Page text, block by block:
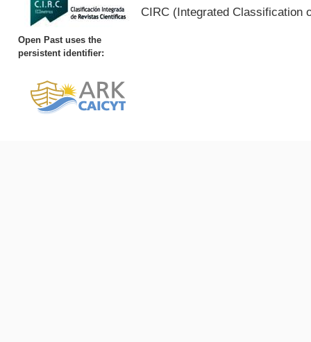
CIRC (Integrated Classification
Open Past uses the
persistent identifier: